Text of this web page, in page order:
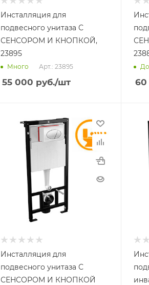
Инсталляция для
подвесного унитаза С
СЕНСОРОМ И КНОПКОЙ,
23895
Много Арт.: 23895
55 000 руб./шт 60
Инсталляция для
подвесного унитаза С
СЕНСОРОМ И КНОПКОЙ